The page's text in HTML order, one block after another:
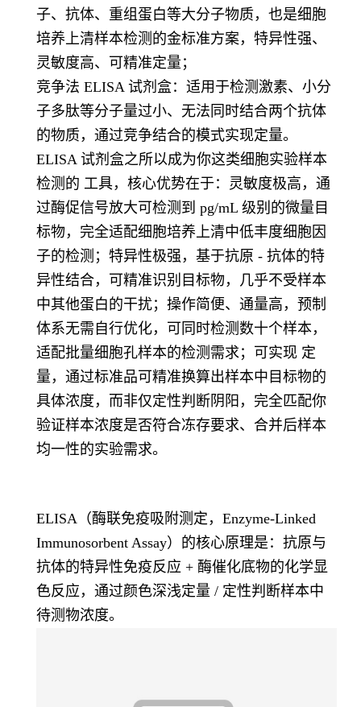
子、抗体、重组蛋白等大分子物质，也是细胞
培养上清样本检测的金标准方案，特异性强、
灵敏度高、可精准定量；
竞争法 ELISA 试剂盒：适用于检测激素、小分
子多肽等分子量过小、无法同时结合两个抗体
的物质，通过竞争结合的模式实现定量。
ELISA 试剂盒之所以成为你这类细胞实验样本
检测的 工具，核心优势在于：灵敏度极高，通
过酶促信号放大可检测到 pg/mL 级别的微量目
标物，完全适配细胞培养上清中低丰度细胞因
子的检测；特异性极强，基于抗原 - 抗体的特
异性结合，可精准识别目标物，几乎不受样本
中其他蛋白的干扰；操作简便、通量高，预制
体系无需自行优化，可同时检测数十个样本，
适配批量细胞孔样本的检测需求；可实现 定
量，通过标准品可精准换算出样本中目标物的
具体浓度，而非仅定性判断阴阳，完全匹配你
验证样本浓度是否符合冻存要求、合并后样本
均一性的实验需求。
ELISA（酶联免疫吸附测定，Enzyme-Linked
Immunosorbent Assay）的核心原理是：抗原与
抗体的特异性免疫反应 + 酶催化底物的化学显
色反应，通过颜色深浅定量 / 定性判断样本中
待测物浓度。